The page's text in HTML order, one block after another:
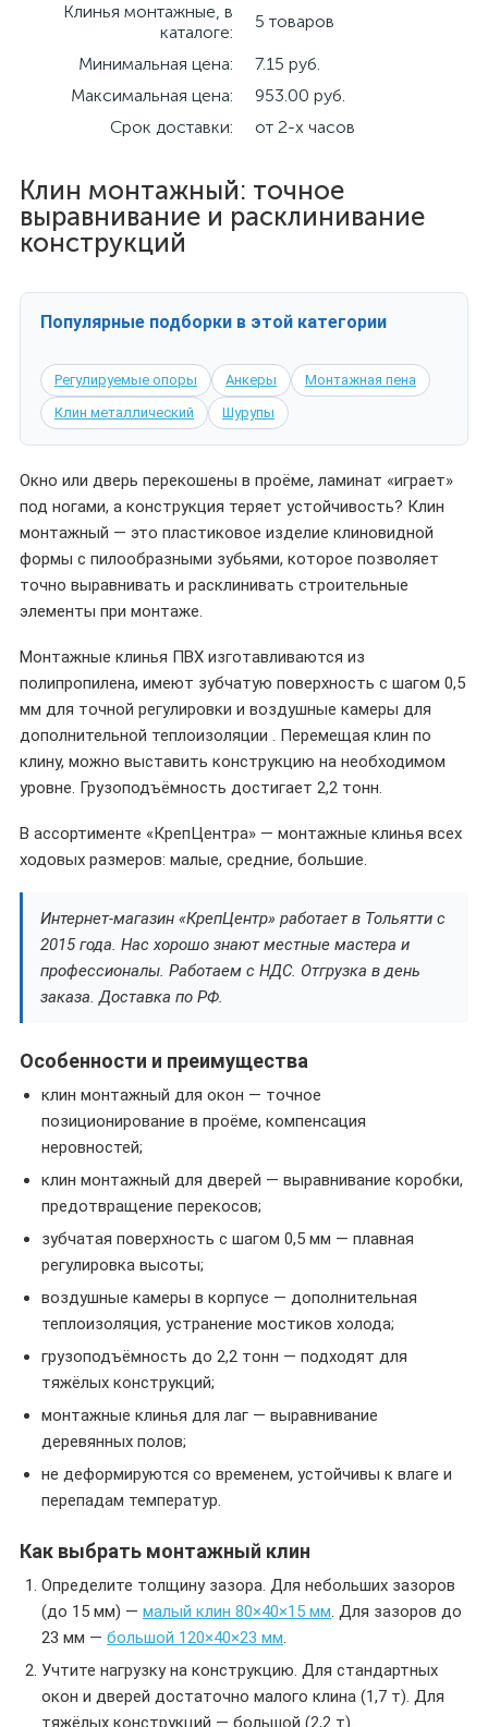
Клинья монтажные, в
каталоге:
5 товаров
Минимальная цена:
7.15 руб.
Максимальная цена:
953.00 руб.
Срок доставки:
от 2-х часов
Клин монтажный: точное
выравнивание и расклинивание
конструкций
Популярные подборки в этой категории
Регулируемые опоры Анкеры
Монтажная пена
Клин металлический
Шурупы
Окно или дверь перекошены в проёме, ламинат «играет»
под ногами, а конструкция теряет устойчивость? Клин
монтажный — это пластиковое изделие клиновидной
формы с пилообразными зубьями, которое позволяет
точно выравнивать и расклинивать строительные
элементы при монтаже.
Монтажные клинья ПВХ изготавливаются из
полипропилена, имеют зубчатую поверхность с шагом 0,5
мм для точной регулировки и воздушные камеры для
дополнительной теплоизоляции . Перемещая клин по
клину, можно выставить конструкцию на необходимом
уровне. Грузоподъёмность достигает 2,2 тонн.
В ассортименте «КрепЦентра» — монтажные клинья всех
ходовых размеров: малые, средние, большие.
Интернет-магазин «КрепЦентр» работает в Тольятти с
2015 года. Нас хорошо знают местные мастера и
профессионалы. Работаем с НДС. Отгрузка в день
заказа. Доставка по РФ.
Особенности и преимущества
клин монтажный для окон — точное
позиционирование в проёме, компенсация
неровностей;
клин монтажный для дверей — выравнивание коробки,
предотвращение перекосов;
зубчатая поверхность с шагом 0,5 мм — плавная
регулировка высоты;
воздушные камеры в корпусе — дополнительная
теплоизоляция, устранение мостиков холода;
грузоподъёмность до 2,2 тонн — подходят для
тяжёлых конструкций;
монтажные клинья для лаг — выравнивание
деревянных полов;
не деформируются со временем, устойчивы к влаге и
перепадам температур.
Как выбрать монтажный клин
Определите толщину зазора. Для небольших зазоров
(до 15 мм) — малый клин 80×40×15 мм. Для зазоров до
23 мм — большой 120×40×23 мм.
Учтите нагрузку на конструкцию. Для стандартных
окон и дверей достаточно малого клина (1,7 т). Для
тяжёлых конструкций — большой (2,2 т).